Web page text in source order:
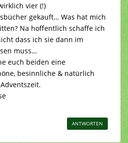
vier (!)
gekauft… Was hat mich
Na hoffentlich schaffe ich
dass ich sie dann im
muss…
euch beiden eine
besinnliche & natürlich
ANTWORTEN